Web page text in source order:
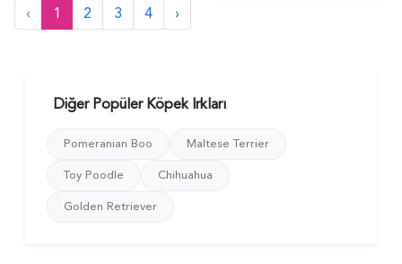
‹ 1 2 3 4 ›
Diğer Popüler Köpek Irkları
Pomeranian Boo
Maltese Terrier
Toy Poodle
Chihuahua
Golden Retriever